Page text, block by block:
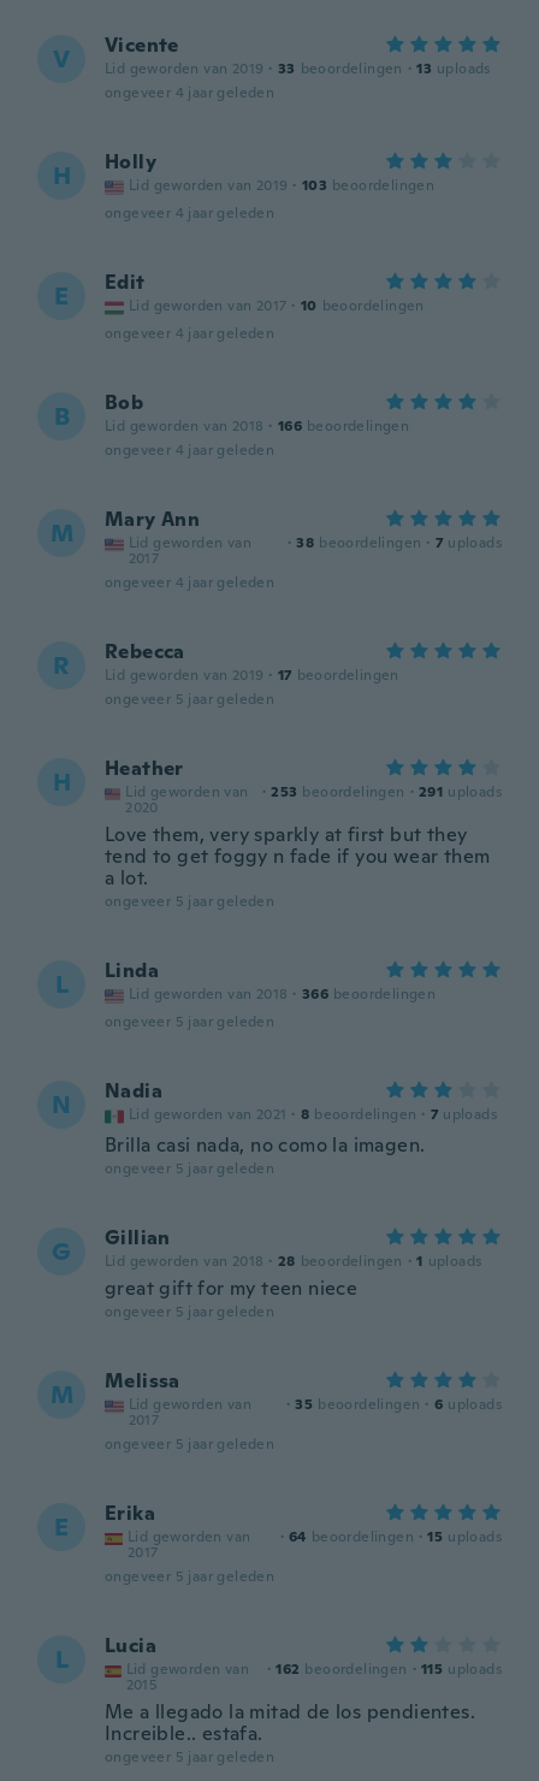
V Vicente
Lid geworden van 2019 · 33 beoordelingen · 13 uploads
ongeveer 4 jaar geleden
H Holly
Lid geworden van 2019 · 103 beoordelingen
ongeveer 4 jaar geleden
E Edit
Lid geworden van 2017 · 10 beoordelingen
ongeveer 4 jaar geleden
B Bob
Lid geworden van 2018 · 166 beoordelingen
ongeveer 4 jaar geleden
M Mary Ann
Lid geworden van
2017
· 38 beoordelingen · 7 uploads
ongeveer 4 jaar geleden
R Rebecca
Lid geworden van 2019 · 17 beoordelingen
ongeveer 5 jaar geleden
H Heather
Lid geworden van
2020
· 253 beoordelingen · 291 uploads
Love them, very sparkly at first but they
tend to get foggy n fade if you wear them
a lot.
ongeveer 5 jaar geleden
L Linda
Lid geworden van 2018 · 366 beoordelingen
ongeveer 5 jaar geleden
N Nadia
Lid geworden van 2021 · 8 beoordelingen · 7 uploads
Brilla casi nada, no como la imagen.
ongeveer 5 jaar geleden
G Gillian
Lid geworden van 2018 · 28 beoordelingen · 1 uploads
great gift for my teen niece
ongeveer 5 jaar geleden
M Melissa
Lid geworden van
2017
· 35 beoordelingen · 6 uploads
ongeveer 5 jaar geleden
E Erika
Lid geworden van
2017
· 64 beoordelingen · 15 uploads
ongeveer 5 jaar geleden
L Lucia
Lid geworden van
2015
· 162 beoordelingen · 115 uploads
Me a llegado la mitad de los pendientes.
Increible.. estafa.
ongeveer 5 jaar geleden